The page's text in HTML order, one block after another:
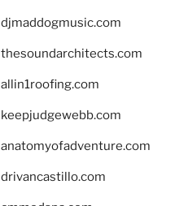
djmaddogmusic.com
thesoundarchitects.com
allin1roofing.com
keepjudgewebb.com
anatomyofadventure.com
drivancastillo.com